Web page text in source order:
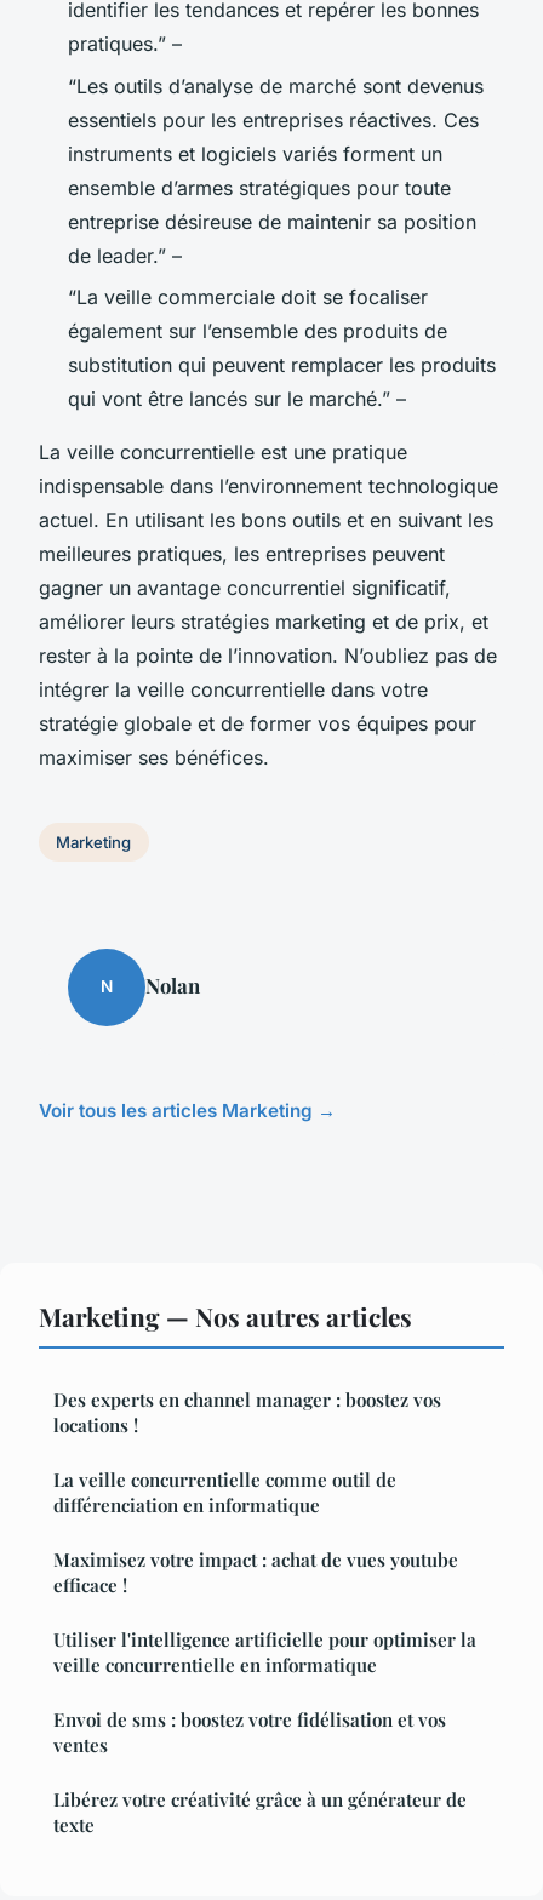
identifier les tendances et repérer les bonnes
pratiques.” –
“Les outils d’analyse de marché sont devenus
essentiels pour les entreprises réactives. Ces
instruments et logiciels variés forment un
ensemble d’armes stratégiques pour toute
entreprise désireuse de maintenir sa position
de leader.” –
“La veille commerciale doit se focaliser
également sur l’ensemble des produits de
substitution qui peuvent remplacer les produits
qui vont être lancés sur le marché.” –
La veille concurrentielle est une pratique
indispensable dans l’environnement technologique
actuel. En utilisant les bons outils et en suivant les
meilleures pratiques, les entreprises peuvent
gagner un avantage concurrentiel significatif,
améliorer leurs stratégies marketing et de prix, et
rester à la pointe de l’innovation. N’oubliez pas de
intégrer la veille concurrentielle dans votre
stratégie globale et de former vos équipes pour
maximiser ses bénéfices.
Marketing
N Nolan
Voir tous les articles Marketing →
Marketing — Nos autres articles
Des experts en channel manager : boostez vos
locations !
La veille concurrentielle comme outil de
différenciation en informatique
Maximisez votre impact : achat de vues youtube
efficace !
Utiliser l'intelligence artificielle pour optimiser la
veille concurrentielle en informatique
Envoi de sms : boostez votre fidélisation et vos
ventes
Libérez votre créativité grâce à un générateur de
texte